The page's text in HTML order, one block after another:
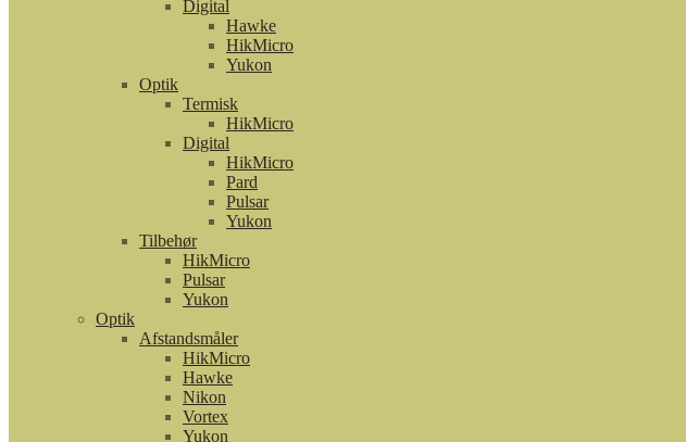
Digital
Hawke
HikMicro
Yukon
Optik
Termisk
HikMicro
Digital
HikMicro
Pard
Pulsar
Yukon
Tilbehør
HikMicro
Pulsar
Yukon
Optik
Afstandsmåler
HikMicro
Hawke
Nikon
Vortex
Yukon